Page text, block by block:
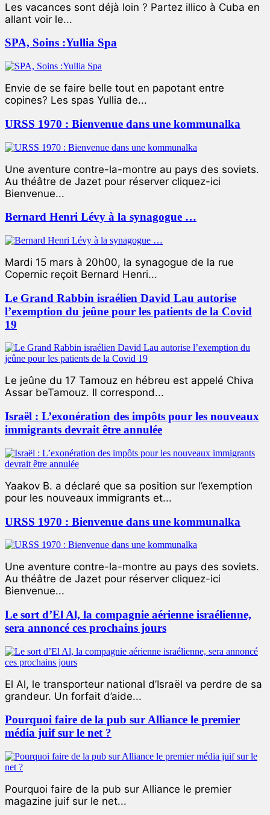
Les vacances sont déjà loin ? Partez illico à Cuba en
allant voir le...
SPA, Soins :Yullia Spa
Envie de se faire belle tout en papotant entre
copines? Les spas Yullia de...
URSS 1970 : Bienvenue dans une kommunalka
Une aventure contre-la-montre au pays des soviets.
Au théâtre de Jazet pour réserver cliquez-ici
Bienvenue...
Bernard Henri Lévy à la synagogue …
Mardi 15 mars à 20h00, la synagogue de la rue
Copernic reçoit Bernard Henri...
Le Grand Rabbin israélien David Lau autorise
l’exemption du jeûne pour les patients de la Covid
19
Le jeûne du 17 Tamouz en hébreu est appelé Chiva
Assar beTamouz. Il correspond...
Israël : L’exonération des impôts pour les nouveaux
immigrants devrait être annulée
Yaakov B. a déclaré que sa position sur l’exemption
pour les nouveaux immigrants et...
URSS 1970 : Bienvenue dans une kommunalka
Une aventure contre-la-montre au pays des soviets.
Au théâtre de Jazet pour réserver cliquez-ici
Bienvenue...
Le sort d’El Al, la compagnie aérienne israélienne,
sera annoncé ces prochains jours
El Al, le transporteur national d’Israël va perdre de sa
grandeur. Un forfait d’aide...
Pourquoi faire de la pub sur Alliance le premier
média juif sur le net ?
Pourquoi faire de la pub sur Alliance le premier
magazine juif sur le net...